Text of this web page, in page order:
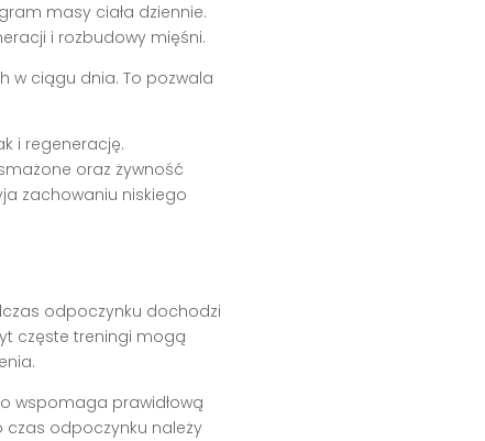
masy ciała dziennie.
i rozbudowy mięśni.
w ciągu dnia. To pozwala
i regenerację.
oraz żywność
zachowaniu niskiego
odpoczynku dochodzi
częste treningi mogą
wspomaga prawidłową
czas odpoczynku należy